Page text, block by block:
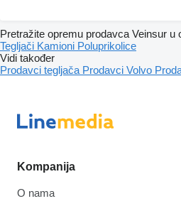
Pretražite opremu prodavca Veinsur u
Tegljači Kamioni Poluprikolice
Vidi također
Prodavci tegljača Prodavci Volvo
Kompanija
O nama